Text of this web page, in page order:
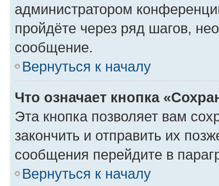
администратором
пройдёте через ряд шагов,
сообщение.
Вернуться к началу
Что означает кнопка
Эта кнопка позволяет вам
закончить и отправить их
сообщения перейдите в
Вернуться к началу